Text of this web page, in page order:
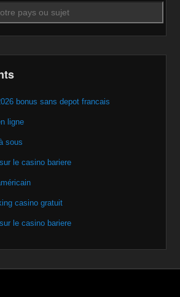
bonus sans depot francais
ligne
sous
le casino bariere
casino gratuit
le casino bariere